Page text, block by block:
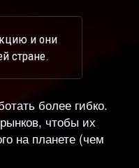
и они
стране.
более гибко.
чтобы их
на планете (чем